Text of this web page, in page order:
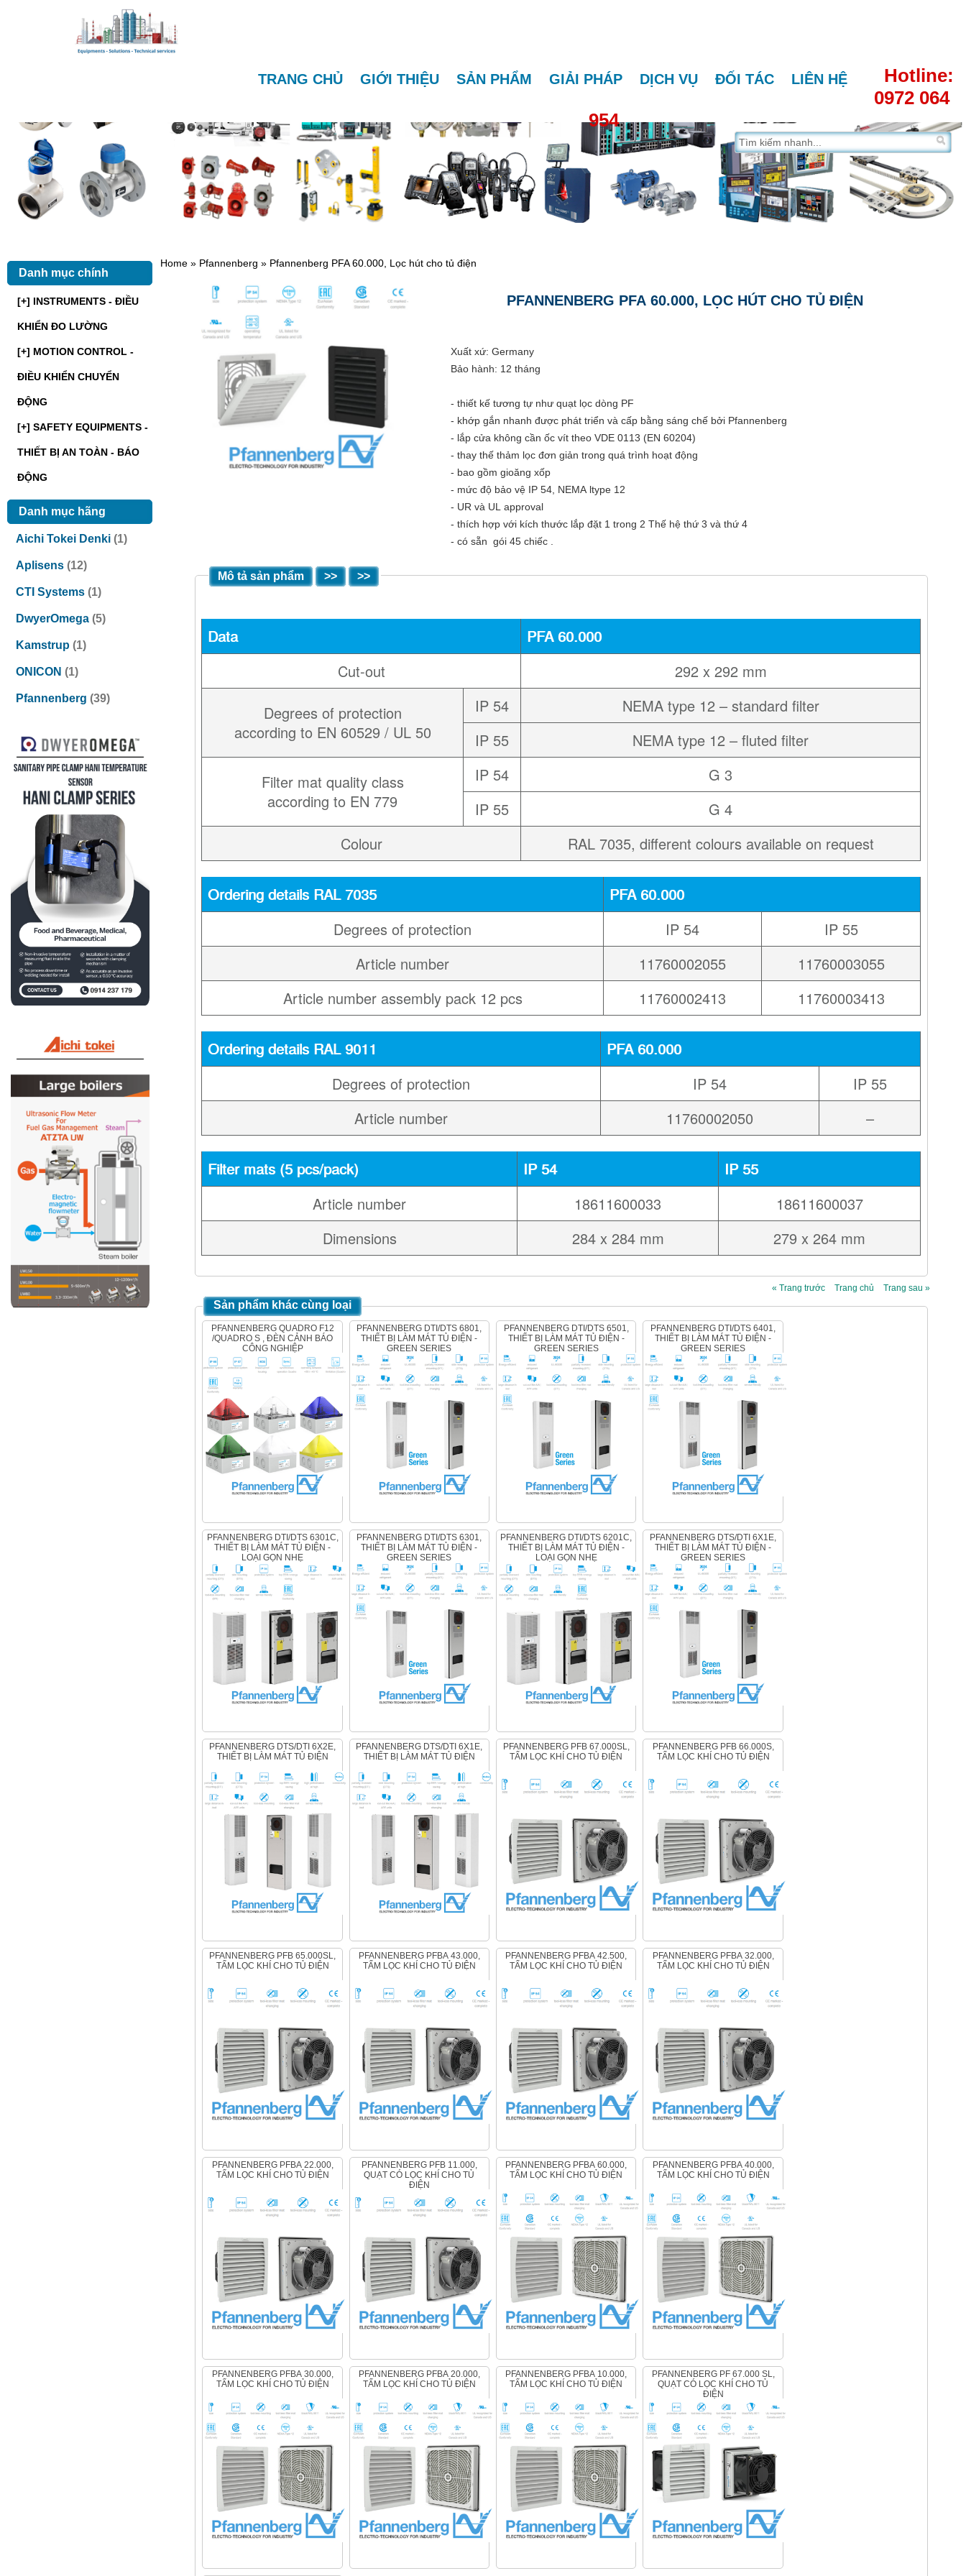
TRANG CHỦ GIỚI THIỆU SẢN PHẨM GIẢI PHÁP DỊCH VỤ ĐỐI TÁC LIÊN HỆ
Hotline:
0972 064
954
Danh mục chính
[+] INSTRUMENTS - ĐIỀU
KHIỂN ĐO LƯỜNG
[+] MOTION CONTROL -
ĐIỀU KHIỂN CHUYỂN
ĐỘNG
[+] SAFETY EQUIPMENTS -
THIẾT BỊ AN TOÀN - BÁO
ĐỘNG
Danh mục hãng
Aichi Tokei Denki (1)
Aplisens (12)
CTI Systems (1)
DwyerOmega (5)
Kamstrup (1)
ONICON (1)
Pfannenberg (39)
Home » Pfannenberg » Pfannenberg PFA 60.000, Lọc hút cho tủ điện
PFANNENBERG PFA 60.000, LỌC HÚT CHO TỦ ĐIỆN
Xuất xứ: Germany
Bảo hành: 12 tháng
- thiết kế tương tự như quạt lọc dòng PF
- khớp gắn nhanh được phát triển và cấp bằng sáng chế bởi Pfannenberg
- lắp cửa không cần ốc vít theo VDE 0113 (EN 60204)
- thay thế thảm lọc đơn giản trong quá trình hoạt động
- bao gồm gioăng xốp
- mức độ bảo vệ IP 54, NEMA ltype 12
- UR và UL approval
- thích hợp với kích thước lắp đặt 1 trong 2 Thế hệ thứ 3 và thứ 4
- có sẵn gói 45 chiếc .
Mô tả sản phẩm >> >>
Data
PFA 60.000
Cut-out
292 x 292 mm
Degrees of protection
according to EN 60529 / UL 50
IP 54
NEMA type 12 – standard filter
IP 55
NEMA type 12 – fluted filter
Filter mat quality class
according to EN 779
IP 54
G 3
IP 55
G 4
Colour
RAL 7035, different colours available on request
Ordering details RAL 7035
PFA 60.000
Degrees of protection
IP 54
IP 55
Article number
11760002055
11760003055
Article number assembly pack 12 pcs
11760002413 11760003413
Ordering details RAL 9011
PFA 60.000
Degrees of protection
IP 54
IP 55
Article number
11760002050 –
Filter mats (5 pcs/pack) IP 54
IP 55
Article number
18611600033
18611600037
Dimensions
284 x 284 mm 279 x 264 mm
« Trang trước Trang chủ Trang sau »
Sản phẩm khác cùng loại
PFANNENBERG QUADRO F12
/QUADRO S , ĐÈN CẢNH BÁO
CÔNG NGHIỆP
PFANNENBERG DTI/DTS 6801,
THIẾT BỊ LÀM MÁT TỦ ĐIỆN -
GREEN SERIES
PFANNENBERG DTI/DTS 6501,
THIẾT BỊ LÀM MÁT TỦ ĐIỆN -
GREEN SERIES
PFANNENBERG DTI/DTS 6401,
THIẾT BỊ LÀM MÁT TỦ ĐIỆN -
GREEN SERIES
PFANNENBERG DTI/DTS 6301C,
THIẾT BỊ LÀM MÁT TỦ ĐIỆN -
LOẠI GỌN NHẸ
PFANNENBERG DTI/DTS 6301,
THIẾT BỊ LÀM MÁT TỦ ĐIỆN -
GREEN SERIES
PFANNENBERG DTI/DTS 6201C,
THIẾT BỊ LÀM MÁT TỦ ĐIỆN -
LOẠI GỌN NHẸ
PFANNENBERG DTS/DTI 6X1E,
THIẾT BỊ LÀM MÁT TỦ ĐIỆN -
GREEN SERIES
PFANNENBERG DTS/DTI 6X2E,
THIẾT BỊ LÀM MÁT TỦ ĐIỆN
PFANNENBERG DTS/DTI 6X1E,
THIẾT BỊ LÀM MÁT TỦ ĐIỆN
PFANNENBERG PFB 67.000SL,
TẤM LỌC KHÍ CHO TỦ ĐIỆN
PFANNENBERG PFB 66.000S,
TẤM LỌC KHÍ CHO TỦ ĐIỆN
PFANNENBERG PFB 65.000SL,
TẤM LỌC KHÍ CHO TỦ ĐIỆN
PFANNENBERG PFBA 43.000,
TẤM LỌC KHÍ CHO TỦ ĐIỆN
PFANNENBERG PFBA 42.500,
TẤM LỌC KHÍ CHO TỦ ĐIỆN
PFANNENBERG PFBA 32.000,
TẤM LỌC KHÍ CHO TỦ ĐIỆN
PFANNENBERG PFBA 22.000,
TẤM LỌC KHÍ CHO TỦ ĐIỆN
PFANNENBERG PFB 11.000,
QUẠT CÓ LỌC KHÍ CHO TỦ
ĐIỆN
PFANNENBERG PFBA 60.000,
TẤM LỌC KHÍ CHO TỦ ĐIỆN
PFANNENBERG PFBA 40.000,
TẤM LỌC KHÍ CHO TỦ ĐIỆN
PFANNENBERG PFBA 30.000,
TẤM LỌC KHÍ CHO TỦ ĐIỆN
PFANNENBERG PFBA 20.000,
TẤM LỌC KHÍ CHO TỦ ĐIỆN
PFANNENBERG PFBA 10.000,
TẤM LỌC KHÍ CHO TỦ ĐIỆN
PFANNENBERG PF 67.000 SL,
QUẠT CÓ LỌC KHÍ CHO TỦ
ĐIỆN